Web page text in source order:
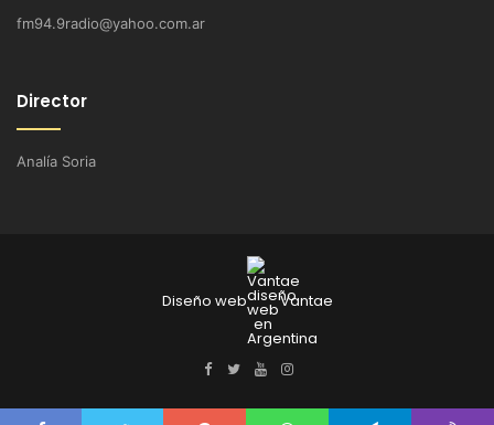
fm94.9radio@yahoo.com.ar
Director
Analía Soria
Diseño web Vantae